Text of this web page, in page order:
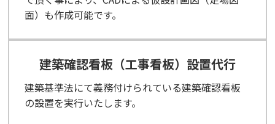
面）も作成可能です。
建築確認看板（工事看板）設置代行
建築基準法にて義務付けられている建築確認看板
の設置を実行いたします。